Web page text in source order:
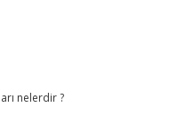
nelerdir ?